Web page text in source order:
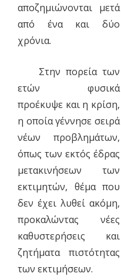
αποζημιώνονται μετά
από ένα και δύο
χρόνια.
Στην πορεία των
ετών φυσικά
προέκυψε και η κρίση,
η οποία γέννησε σειρά
νέων προβλημάτων,
όπως των εκτός έδρας
μετακινήσεων των
εκτιμητών, θέμα που
δεν έχει λυθεί ακόμη,
προκαλώντας νέες
καθυστερήσεις και
ζητήματα πιστότητας
των εκτιμήσεων.